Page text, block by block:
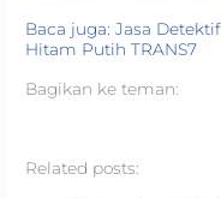
Baca juga: Jasa
Hitam Putih TRANS7
Bagikan ke teman:
Related posts: